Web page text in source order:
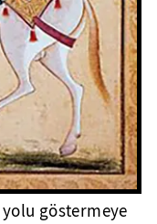
göstermeye